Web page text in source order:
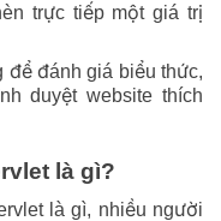
trực tiếp một giá trị
để đánh giá biểu thức,
duyệt website thích
là gì?
là gì, nhiều người